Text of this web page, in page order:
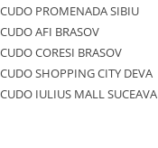
PROMENADA SIBIU
AFI BRASOV
CORESI BRASOV
SHOPPING CITY DEVA
IULIUS MALL SUCEAVA